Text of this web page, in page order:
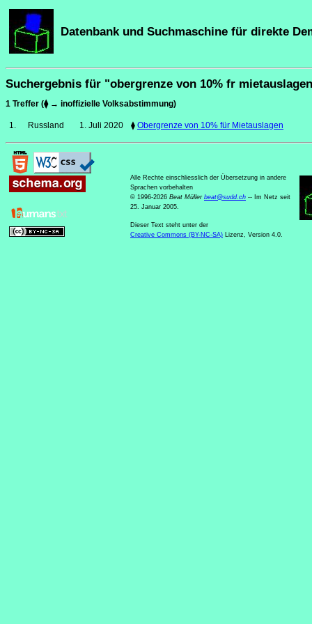
Datenbank und Suchmaschine für direkte
Suchergebnis für "obergrenze von 10% fr
1 Treffer (⧫ → inoffizielle Volksabstimmung)
1. Russland 1. Juli 2020 ⧫ Obergrenze von 10% für Mietauslagen
Alle Rechte einschliesslich der Übersetzung in andere
Sprachen vorbehalten
© 1996-2026 Beat Müller beat@sudd.ch -- Im Netz seit
25. Januar 2005.
Dieser Text steht unter der
Creative Commons (BY-NC-SA) Lizenz, Version 4.0.